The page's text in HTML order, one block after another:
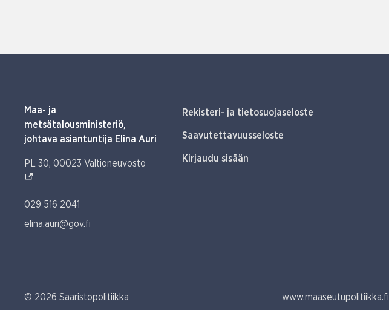
Maa- ja
metsätalousministeriö,
johtava asiantuntija Elina Auri
PL 30, 00023 Valtioneuvosto (Ulkoinen linkki)
029 516 2041
elina.auri@gov.fi
Rekisteri- ja tietosuojaseloste
Saavutettavuusseloste
Kirjaudu sisään
© 2026 Saaristopolitiikka www.maaseutupolitiikka.fi